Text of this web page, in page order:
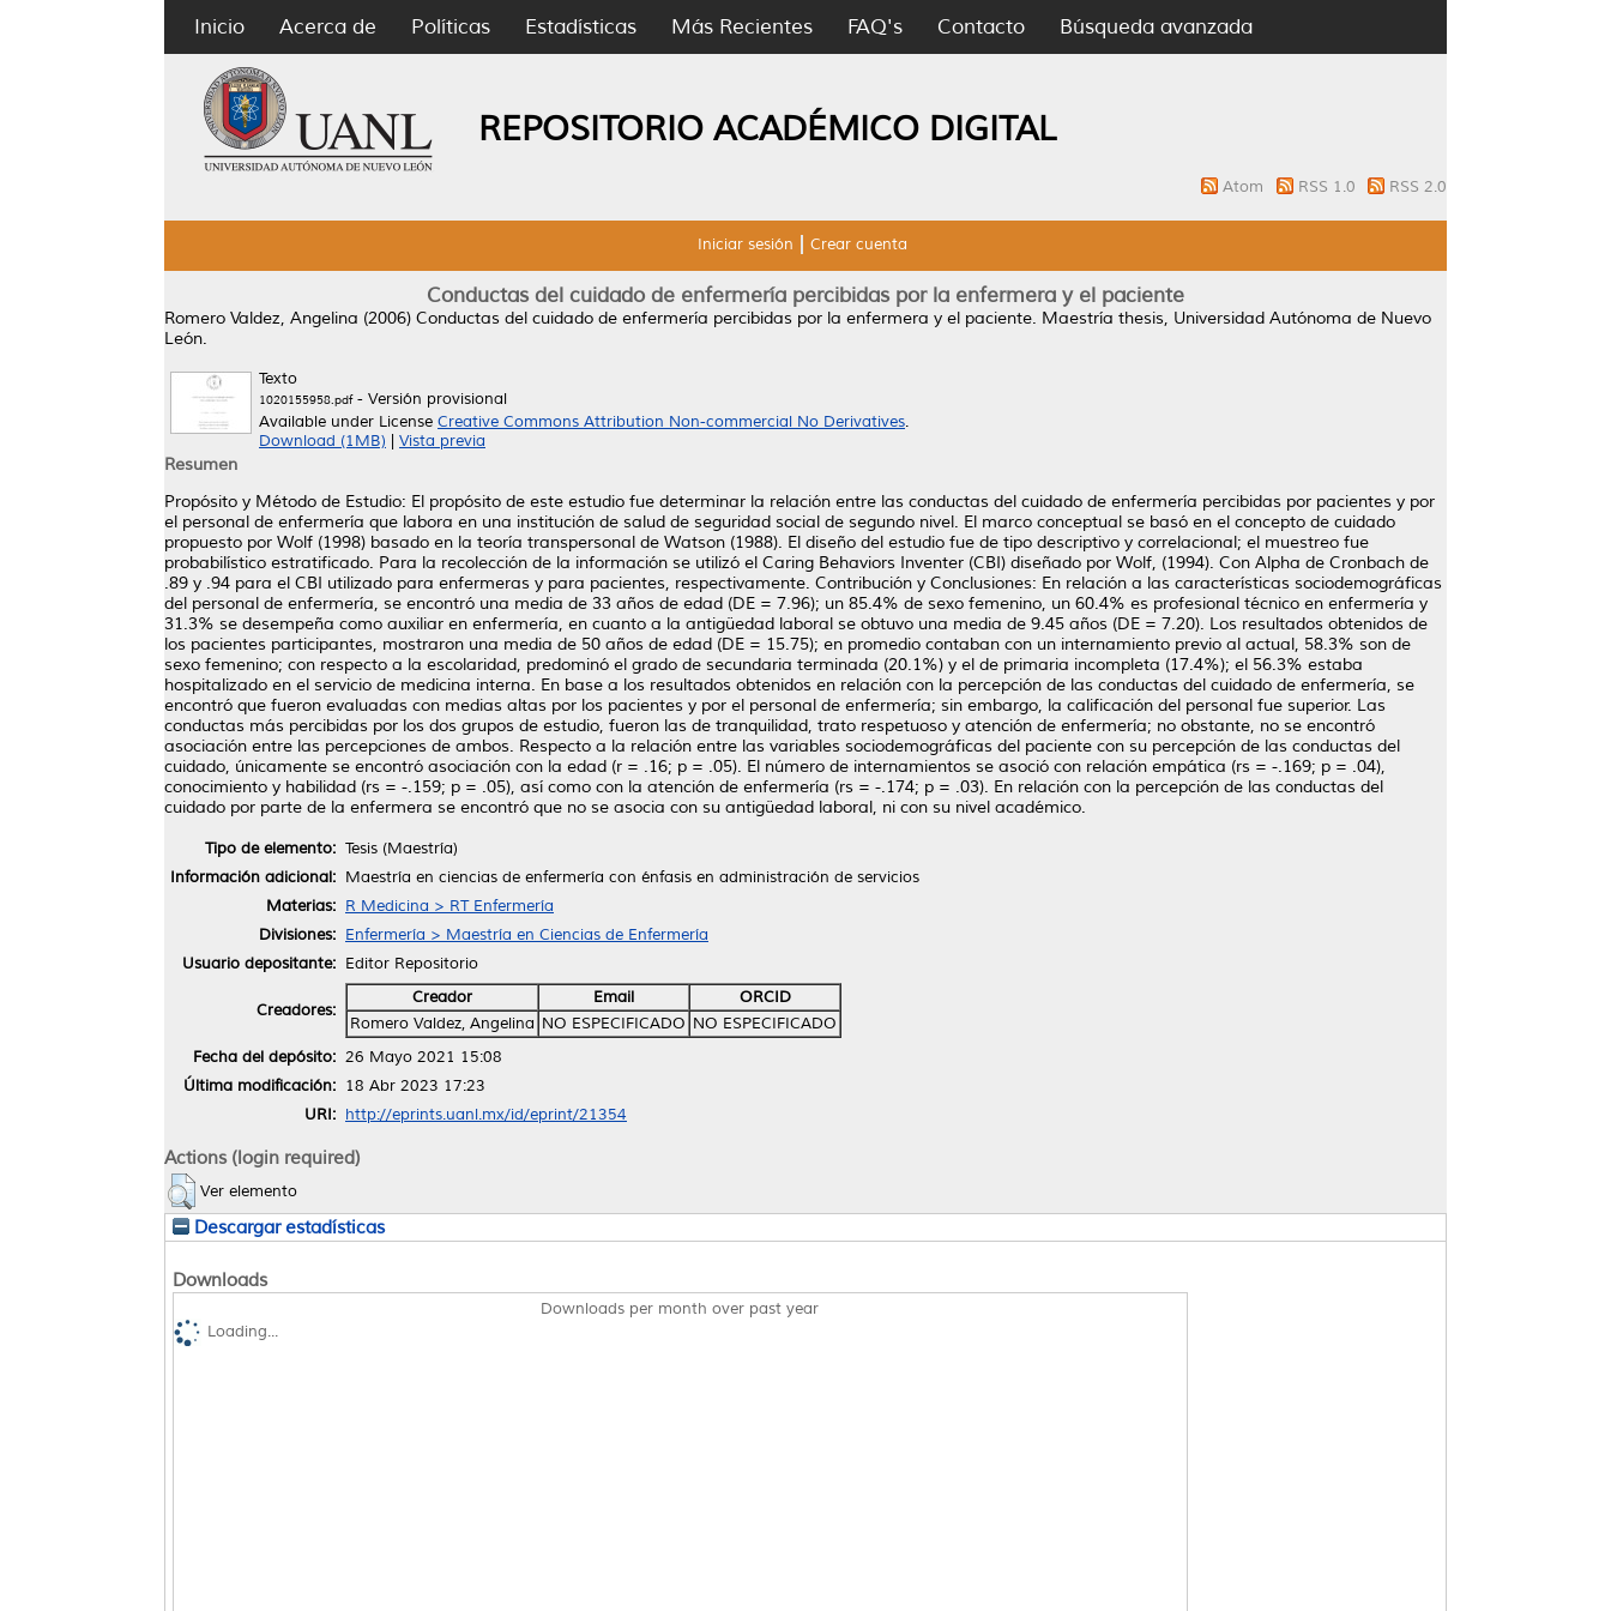
Inicio Acerca de Políticas Estadísticas Más Recientes FAQ's Contacto Búsqueda avanzada
REPOSITORIO ACADÉMICO DIGITAL
Atom RSS 1.0 RSS 2.0
Iniciar sesión Crear cuenta
Conductas del cuidado de enfermería percibidas por la enfermera y el paciente
Romero Valdez, Angelina (2006) Conductas del cuidado de enfermería percibidas por la enfermera y el paciente. Maestría thesis, Universidad Autónoma de Nuevo
León.
Texto
1020155958.pdf- Versión provisional
Available under License Creative Commons Attribution Non-commercial No Derivatives.
Download (1MB)
Vista previa
Resumen
Propósito y Método de Estudio: El propósito de este estudio fue determinar la relación entre las conductas del cuidado de enfermería percibidas por pacientes y por
el personal de enfermería que labora en una institución de salud de seguridad social de segundo nivel. El marco conceptual se basó en el concepto de cuidado
propuesto por Wolf (1998) basado en la teoría transpersonal de Watson (1988). El diseño del estudio fue de tipo descriptivo y correlacional; el muestreo fue
probabilístico estratificado. Para la recolección de la información se utilizó el Caring Behaviors Inventer (CBI) diseñado por Wolf, (1994). Con Alpha de Cronbach de
.89 y .94 para el CBI utilizado para enfermeras y para pacientes, respectivamente. Contribución y Conclusiones: En relación a las características sociodemográficas
del personal de enfermería, se encontró una media de 33 años de edad (DE = 7.96); un 85.4% de sexo femenino, un 60.4% es profesional técnico en enfermería y
31.3% se desempeña como auxiliar en enfermería, en cuanto a la antigüedad laboral se obtuvo una media de 9.45 años (DE = 7.20). Los resultados obtenidos de
los pacientes participantes, mostraron una media de 50 años de edad (DE = 15.75); en promedio contaban con un internamiento previo al actual, 58.3% son de
sexo femenino; con respecto a la escolaridad, predominó el grado de secundaria terminada (20.1%) y el de primaria incompleta (17.4%); el 56.3% estaba
hospitalizado en el servicio de medicina interna. En base a los resultados obtenidos en relación con la percepción de las conductas del cuidado de enfermería, se
encontró que fueron evaluadas con medias altas por los pacientes y por el personal de enfermería; sin embargo, la calificación del personal fue superior. Las
conductas más percibidas por los dos grupos de estudio, fueron las de tranquilidad, trato respetuoso y atención de enfermería; no obstante, no se encontró
asociación entre las percepciones de ambos. Respecto a la relación entre las variables sociodemográficas del paciente con su percepción de las conductas del
cuidado, únicamente se encontró asociación con la edad (r = .16; p = .05). El número de internamientos se asoció con relación empática (rs = -.169; p = .04),
conocimiento y habilidad (rs = -.159; p = .05), así como con la atención de enfermería (rs = -.174; p = .03). En relación con la percepción de las conductas del
cuidado por parte de la enfermera se encontró que no se asocia con su antigüedad laboral, ni con su nivel académico.
Tipo de elemento: Tesis (Maestría)
Información adicional: Maestría en ciencias de enfermería con énfasis en administración de servicios
Materias: R Medicina > RT Enfermería
Divisiones: Enfermería > Maestría en Ciencias de Enfermería
Usuario depositante: Editor Repositorio
Creadores:
Creador Email
ORCID
Romero Valdez, Angelina NO ESPECIFICADO NO ESPECIFICADO
Fecha del depósito: 26 Mayo 2021 15:08
Última modificación: 18 Abr 2023 17:23
URI: http://eprints.uanl.mx/id/eprint/21354
Actions (login required)
Ver elemento
Descargar estadísticas
Downloads
Downloads per month over past year
Loading...